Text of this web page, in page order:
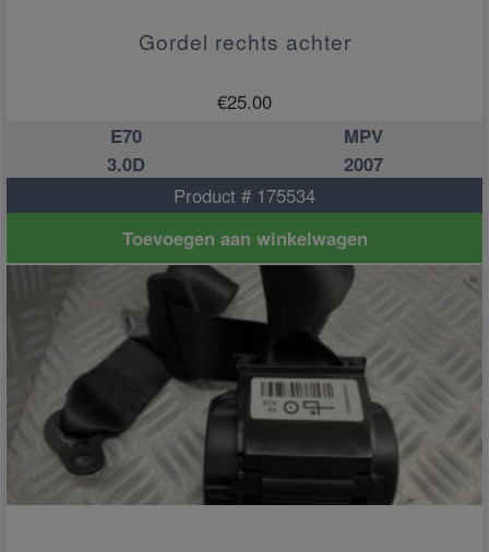
Gordel rechts achter
€25.00
E70
MPV
3.0D
2007
Product # 175534
Toevoegen aan winkelwagen